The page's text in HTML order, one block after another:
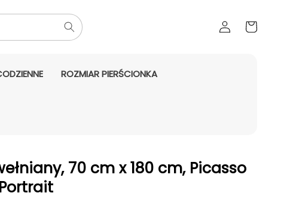
Zaloguj
się
Koszyk
ROZMIAR PIERŚCIONKA
70 cm x 180 cm, Picasso